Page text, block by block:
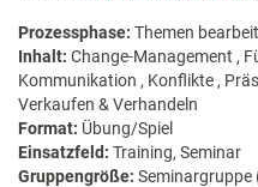
Prozessphase: Themen
Inhalt: Change-Management ,
Kommunikation , Konflikte ,
Verkaufen & Verhandeln
Format: Übung/Spiel
Einsatzfeld: Training, Seminar
Gruppengröße: Seminargruppe